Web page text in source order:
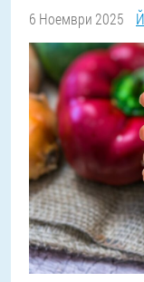
6 Ноември 2025